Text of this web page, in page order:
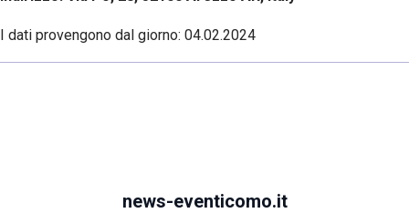
I dati provengono dal giorno: 04.02.2024
news-eventicomo.it